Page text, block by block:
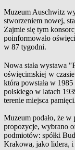
Muzeum Auschwitz
stworzeniem nowej,
Zajmie się tym
poinformowało
w 87 tygodni.
Nowa stała wystawa
oświęcimskiej w
która powstała w
polskiego w latach
terenie miejsca pamięci.
Muzeum podało, że w
propozycje, wybrano
podmiotów: spółki
Krakowa, jako lidera,